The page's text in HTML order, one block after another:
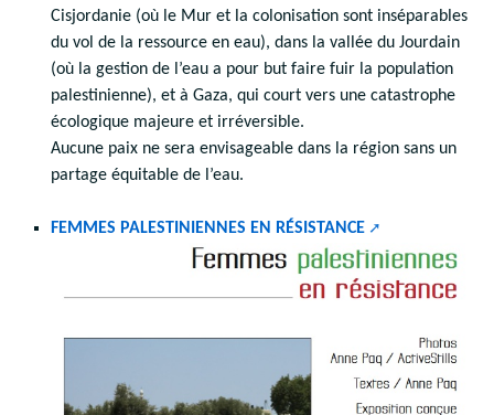
Cisjordanie (où le Mur et la colonisation sont inséparables
du vol de la ressource en eau), dans la vallée du Jourdain
(où la gestion de l’eau a pour but faire fuir la population
palestinienne), et à Gaza, qui court vers une catastrophe
écologique majeure et irréversible.
Aucune paix ne sera envisageable dans la région sans un
partage équitable de l’eau.
FEMMES PALESTINIENNES EN RÉSISTANCE